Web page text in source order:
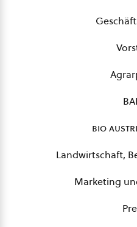
bio
Landwirtschaft,
Marketing